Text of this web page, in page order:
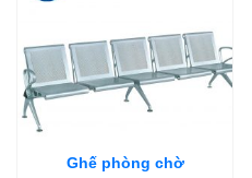
Ghế phòng chờ